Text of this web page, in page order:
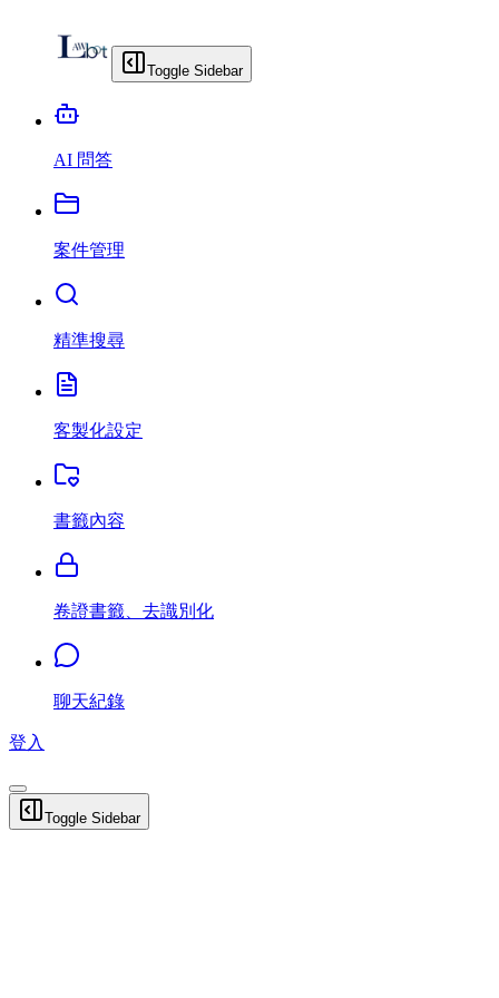
Toggle Sidebar
AI 問答
案件管理
精準搜尋
客製化設定
書籤內容
卷證書籤、去識別化
聊天紀錄
登入
Toggle Sidebar